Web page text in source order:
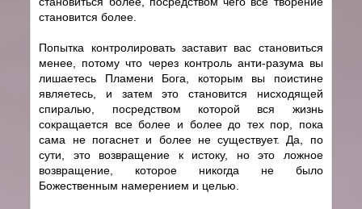
становится более.
Попытка контролировать заставит вас становиться
менее, потому что через контроль анти-разума вы
лишаетесь Пламени Бога, которым вы поистине
являетесь, и затем это становится нисходящей
спиралью, посредством которой вся жизнь
сокращается все более и более до тех пор, пока
сама не погаснет и более не существует. Да, по
сути, это возвращение к истоку, но это ложное
возвращение, которое никогда не было
Божественным намерением и целью.